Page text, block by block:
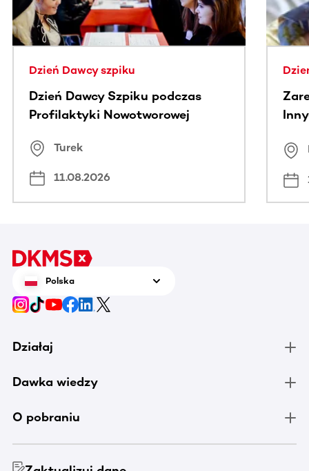
Dzień Dawcy szpiku
Dzień Dawcy Szpiku podczas
Profilaktyki Nowotworowej
Turek
11.08.2026
Polska
Działaj
Dawka wiedzy
O pobraniu